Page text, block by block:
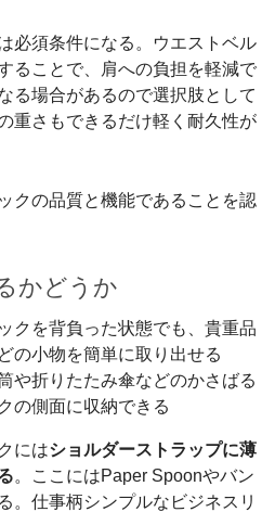
必須条件になる。ウエストベル
ることで、肩への負担を軽減で
る場合があるので選択肢として
重さもできるだけ軽く耐久性が
クの品質と機能であることを認
かどうか
クを背負った状態でも、貴重品
の小物を簡単に取り出せる
や折りたたみ傘などのかさばる
の側面に収納できる
にはショルダーストラップに薄
。ここにはPaper Spoonやバン
。仕事柄シンプルなビジネスリ